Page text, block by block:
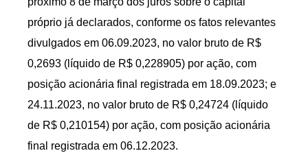
próprio já declarados, conforme os fatos relevantes
divulgados em 06.09.2023, no valor bruto de R$
0,2693 (líquido de R$ 0,228905) por ação, com
posição acionária final registrada em 18.09.2023; e
24.11.2023, no valor bruto de R$ 0,24724 (líquido
de R$ 0,210154) por ação, com posição acionária
final registrada em 06.12.2023.